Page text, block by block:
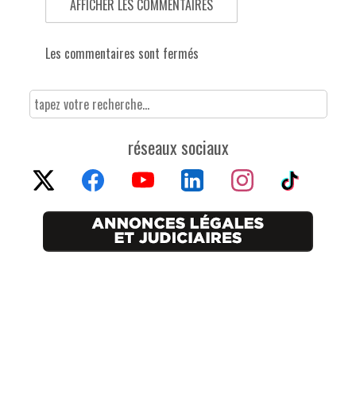
AFFICHER LES COMMENTAIRES
Les commentaires sont fermés
réseaux sociaux